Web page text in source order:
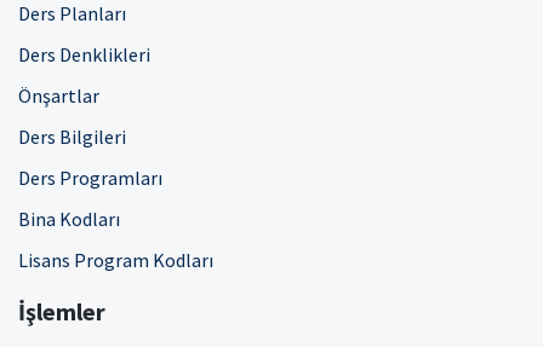
Ders Planları
Ders Denklikleri
Önşartlar
Ders Bilgileri
Ders Programları
Bina Kodları
Lisans Program Kodları
İşlemler